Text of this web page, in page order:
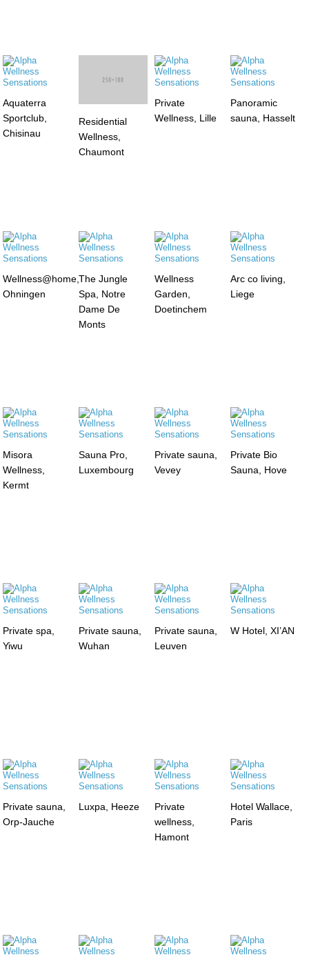
Aquaterra
Sportclub,
Chisinau
Residential
Wellness,
Chaumont
Private
Wellness, Lille
Panoramic
sauna, Hasselt
Wellness@home,
Ohningen
The Jungle
Spa, Notre
Dame De
Monts
Wellness
Garden,
Doetinchem
Arc co living,
Liege
Misora
Wellness,
Kermt
Sauna Pro,
Luxembourg
Private sauna,
Vevey
Private Bio
Sauna, Hove
Private spa,
Yiwu
Private sauna,
Wuhan
Private sauna,
Leuven
W Hotel, XI’AN
Private sauna,
Orp-Jauche
Luxpa, Heeze
Private
wellness,
Hamont
Hotel Wallace,
Paris